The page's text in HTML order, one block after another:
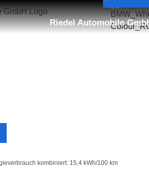
Riedel Automobile
kombiniert: 15,4 kWh/100 km